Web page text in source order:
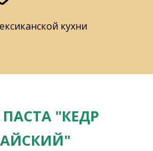
кухни
"КЕДР